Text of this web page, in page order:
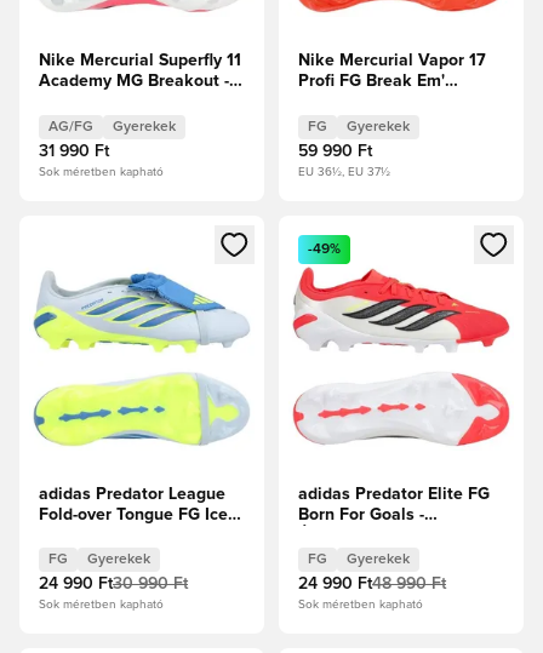
Nike Mercurial Superfly 11
Academy MG Breakout -
rózsaszín Gyerek
AG/FG Gyerekek
31 990 Ft
Sok méretben kapható
Nike Mercurial Vapor 17
Profi FG Break Em'
FG Gyerekek
59 990 Ft
EU 36½, EU 37½
Megnyit egy modált a bejelentkezéshez vagy a tagként
adidas Predator League
Fold-over Tongue FG Ice
Sky/Ray Blue/Napsárga
Gyerek
FG Gyerekek
24 990 Ft30 990 Ft
Sok méretben kapható
Megnyit egy modált a
-49%
adidas Predator Elite FG
Born For Goals -
Black/Fehér cipők Gyerek
FG Gyerekek
24 990 Ft48 990 Ft
Sok méretben kapható